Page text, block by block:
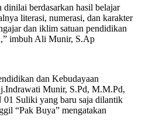
berdasarkan hasil belajar
literasi, numerasi, dan karakter
dan iklim satuan pendidikan
imbuh Ali Munir, S.Ap
dan Kebudayaan
Munir, S.Pd, M.M.Pd,
Suliki yang baru saja dilantik
“Pak Buya” mengatakan